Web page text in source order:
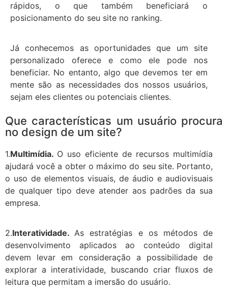
rápidos, o que também beneficiará o
posicionamento do seu site no ranking.
Já conhecemos as oportunidades que um site
personalizado oferece e como ele pode nos
beneficiar. No entanto, algo que devemos ter em
mente são as necessidades dos nossos usuários,
sejam eles clientes ou potenciais clientes.
Que características um usuário procura
no design de um site?
1.Multimídia. O uso eficiente de recursos multimídia
ajudará você a obter o máximo do seu site. Portanto,
o uso de elementos visuais, de áudio e audiovisuais
de qualquer tipo deve atender aos padrões da sua
empresa.
2.Interatividade. As estratégias e os métodos de
desenvolvimento aplicados ao conteúdo digital
devem levar em consideração a possibilidade de
explorar a interatividade, buscando criar fluxos de
leitura que permitam a imersão do usuário.